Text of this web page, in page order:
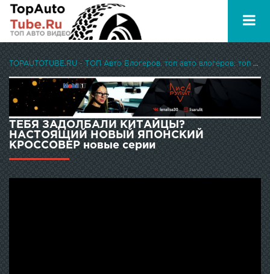
TOPAUTOTUBE.RU - ТОП Авто Блогеров, топ авто влогеров, топ авто ютуберов
ТЕБЯ ЗАДОЛБАЛИ КИТАЙЦЫ?
НАСТОЯЩИЙ НОВЫЙ ЯПОНСКИЙ
КРОССОВЕР новые серии